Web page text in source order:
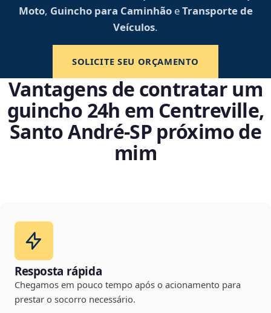
Moto, Guincho para CaminhãoeTransporte de
Veículos.
SOLICITE SEU ORÇAMENTO
Vantagens de contratar um
guincho 24h em Centreville,
Santo André‑SP próximo de
mim
Resposta rápida
Chegamos em pouco tempo após o acionamento para
prestar o socorro necessário.